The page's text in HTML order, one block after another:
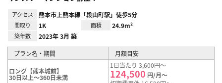
アクセス 熊本市上熊本線「段山町駅」徒歩5分
間取り 1K 面積 24.9m²
築年数 2023年 3月 築
プラン名・期間 月額目安
ロング【熊本城前】
30日以上～360日未満
1日当たり 3,600円～
124,500 円/月～